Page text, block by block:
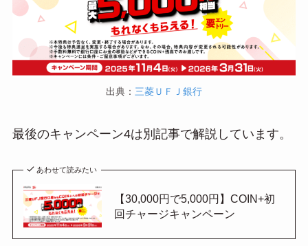
出典： 三菱ＵＦＪ銀行
最後のキャンペーン4は別記事で解説しています。
あわせて読みたい
【30,000円で5,000円】COIN+初
回チャージキャンペーン